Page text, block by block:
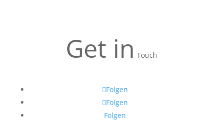
Get in Touch
Folgen
Folgen
Folgen